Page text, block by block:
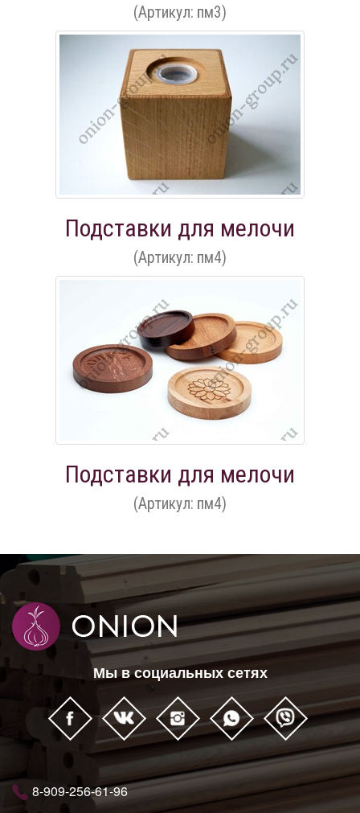
(Артикул: пм3)
Подставки для мелочи
(Артикул: пм4)
Подставки для мелочи
(Артикул: пм4)
Мы в социальных сетях
8-909-256-61-96